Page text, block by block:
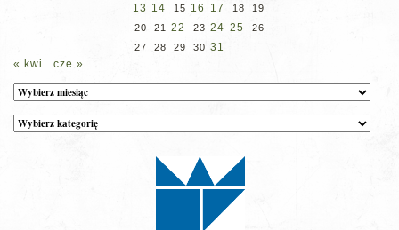
13 14 15 16 17 18
19
20
21 22 23 24 25
26
27
28 29 30 31
« kwi
cze »
Archiwum
Kategorie
wpisów